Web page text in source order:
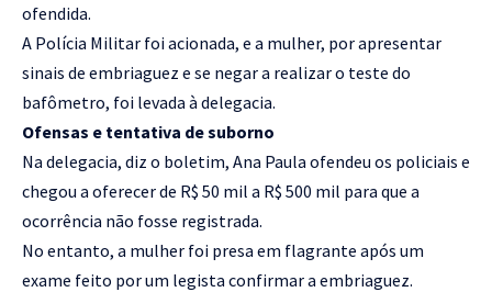
ofendida.
A Polícia Militar foi acionada, e a mulher, por apresentar
sinais de embriaguez e se negar a realizar o teste do
bafômetro, foi levada à delegacia.
Ofensas e tentativa de suborno
Na delegacia, diz o boletim, Ana Paula ofendeu os policiais e
chegou a oferecer de R$ 50 mil a R$ 500 mil para que a
ocorrência não fosse registrada.
No entanto, a mulher foi presa em flagrante após um
exame feito por um legista confirmar a embriaguez.